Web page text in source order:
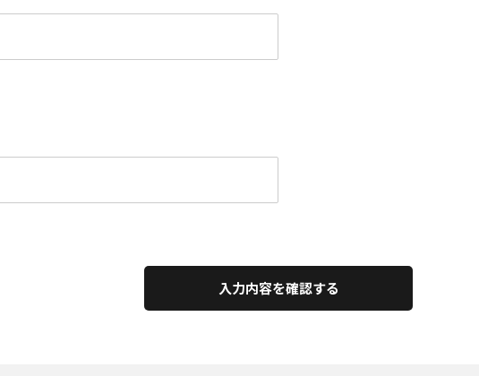
入力内容を確認する